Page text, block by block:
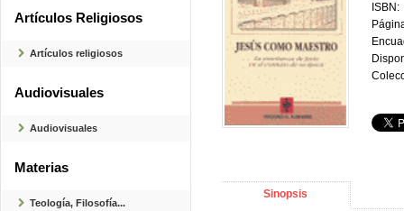
Artículos Religiosos
Artículos religiosos
Audiovisuales
Audiovisuales
Materias
Teología, Filosofía...
ISBN:
Sinopsis